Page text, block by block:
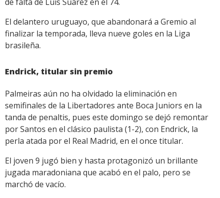
El delantero uruguayo, que abandonará a Gremio al
finalizar la temporada, lleva nueve goles en la Liga
brasileña.
Endrick, titular sin premio
Palmeiras aún no ha olvidado la eliminación en
semifinales de la Libertadores ante Boca Juniors en la
tanda de penaltis, pues este domingo se dejó remontar
por Santos en el clásico paulista (1-2), con Endrick, la
perla atada por el Real Madrid, en el once titular.
El joven 9 jugó bien y hasta protagonizó un brillante
jugada maradoniana que acabó en el palo, pero se
marchó de vacío.